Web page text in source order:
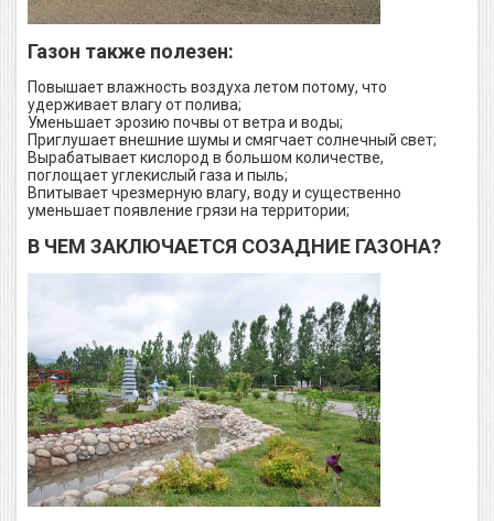
Газон также полезен:
Повышает влажность воздуха летом потому, что
удерживает влагу от полива;
Уменьшает эрозию почвы от ветра и воды;
Приглушает внешние шумы и смягчает солнечный свет;
Вырабатывает кислород в большом количестве,
поглощает углекислый газа и пыль;
Впитывает чрезмерную влагу, воду и существенно
уменьшает появление грязи на территории;
В ЧЕМ ЗАКЛЮЧАЕТСЯ СОЗАДНИЕ ГАЗОНА?